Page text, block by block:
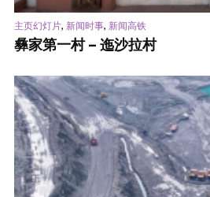
主页幻灯片, 新闻时事, 新闻高铁
彝家第一村 – 迤沙拉村